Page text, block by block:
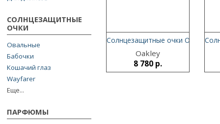
СОЛНЦЕЗАЩИТНЫЕ
ОЧКИ
Овальные
Бабочки
Кошачий глаз
Wayfarer
Еще...
ПАРФЮМЫ
Солнцезащитные очки Oakley
Oakley
8 780 р.